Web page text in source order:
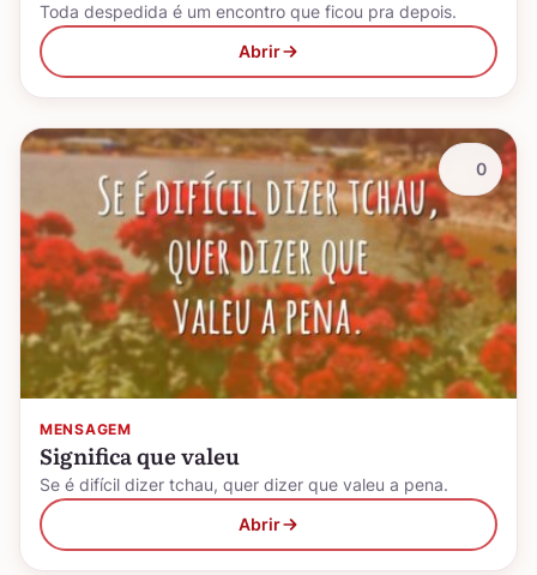
Toda despedida é um encontro que ficou pra depois.
Abrir
MENSAGEM
Significa que valeu
Se é difícil dizer tchau, quer dizer que valeu a pena.
Abrir
0